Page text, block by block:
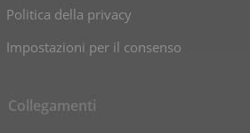
Politica della privacy
Impostazioni per il consenso
Collegamenti